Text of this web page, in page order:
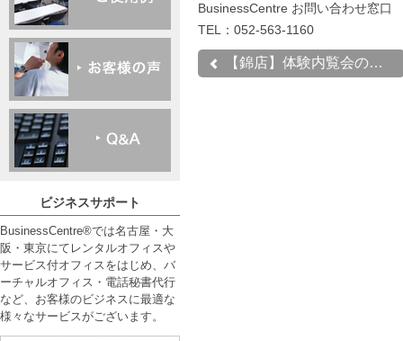
BusinessCentre お問い合わせ窓口
TEL：052-563-1160
【錦店】体験内覧会のお知...
ビジネスサポート
BusinessCentre®では名古屋・大
阪・東京にてレンタルオフィスや
サービス付オフィスをはじめ、バ
ーチャルオフィス・電話秘書代行
など、お客様のビジネスに最適な
様々なサービスがございます。